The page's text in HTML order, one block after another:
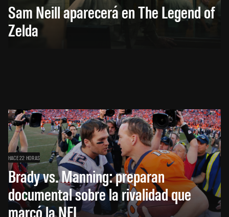
Sam Neill aparecerá en The Legend of
Zelda
HACE 22 HORAS
Brady vs. Manning: preparan
documental sobre la rivalidad que
marcó la NFL